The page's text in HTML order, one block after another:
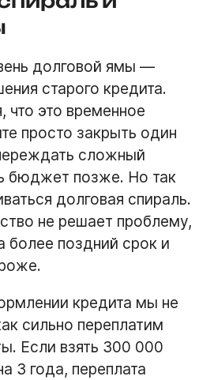
долговой ямы —
старого кредита.
что это временное
просто закрыть один
сложный
бюджет позже. Но так
долговая спираль.
не решает проблему,
более поздний срок и
кредита мы не
сильно переплатим
Если взять 300 000
3 года, переплата